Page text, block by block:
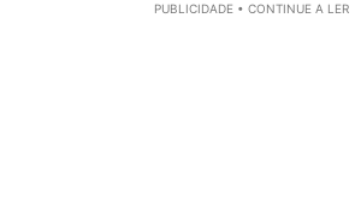
PUBLICIDADE • CONTINUE A LER